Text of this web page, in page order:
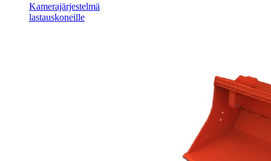
Kamerajärjestelmä
lastauskoneille